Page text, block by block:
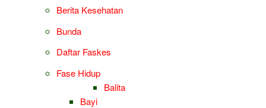
Berita Kesehatan
Bunda
Daftar Faskes
Fase Hidup
Balita
Bayi